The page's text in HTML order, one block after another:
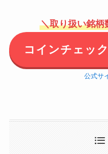
＼取り扱い銘柄
コインチェッ
公式サ